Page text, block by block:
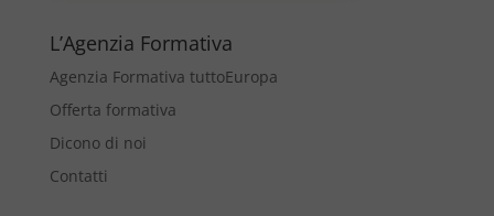
L’Agenzia Formativa
Agenzia Formativa tuttoEuropa
Offerta formativa
Dicono di noi
Contatti